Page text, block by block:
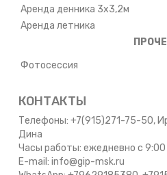
Аренда денника 3х3,2м
Аренда летника
Фотосессия
КОНТАКТЫ
Телефоны: +7(915)271-75-50,
Дина
Часы работы: ежедневно с 9:00
E-mail: info@gip-msk.ru